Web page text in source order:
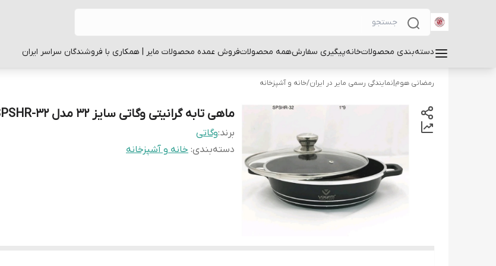
دسته‌بندی محصولاتخانهپیگیری سفارشهمه محصولاتفروش عمده محصولات مایر | همکاری با فروشندگان سراسر ایران
رمضانی هوم|نمایندگی رسمی مایر در ایران/خانه و آشپزخانه
ماهی تابه گرانیتی وگاتی سایز 32 مدل SPSHR-32
برند:وگاتی
دسته‌بندی: خانه و آشپزخانه